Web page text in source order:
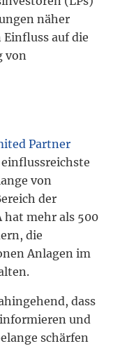
näher
Einfluss auf die
von
Partner
von
der
hat mehr als 500
die
Anlagen im
dass
und
schärfen